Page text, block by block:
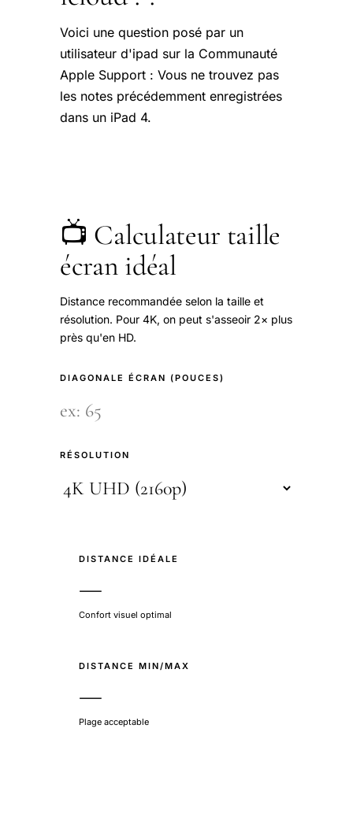
Voici une question posé par un
utilisateur d'ipad sur la Communauté
Apple Support : Vous ne trouvez pas
les notes précédemment enregistrées
dans un iPad 4.
📺 Calculateur taille
écran idéal
Distance recommandée selon la taille et
résolution. Pour 4K, on peut s'asseoir 2× plus
près qu'en HD.
DIAGONALE ÉCRAN (POUCES)
RÉSOLUTION
DISTANCE IDÉALE
—
Confort visuel optimal
DISTANCE MIN/MAX
—
Plage acceptable